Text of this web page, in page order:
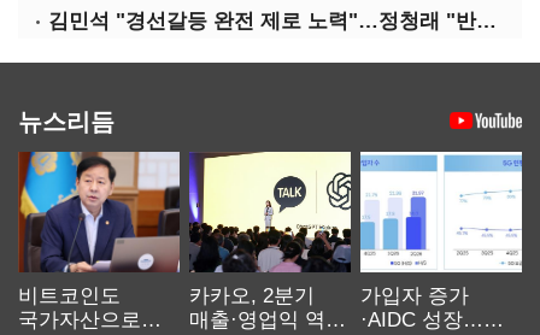
김민석 "경선갈등 완전 제로 노력"…정청래 "반명 공세 사과부터"
뉴스리듬
비트코인도
국가자산으로…'
카카오, 2분기
매출·영업익 역대
가입자 증가
·AIDC 성장…